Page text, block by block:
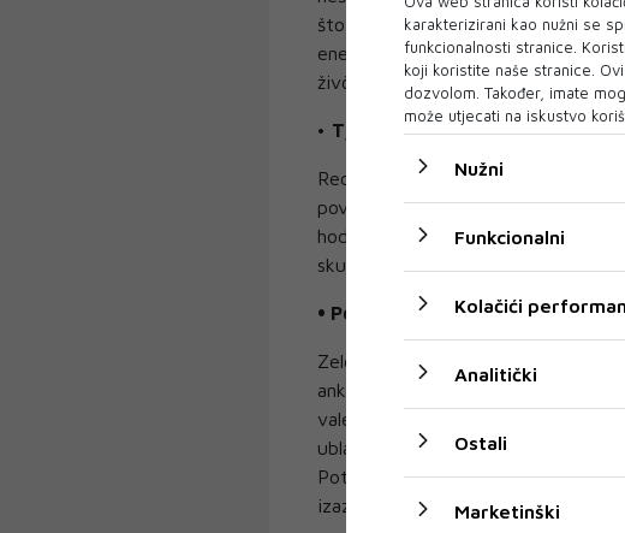
što izaziva još veću nervozu.
energije čije nakupljanje dovodi do
živčani sustav koji upravlja
• Tjelovježba
Redovito vježbanje može smanjiti
povećanom lučenju endorfina,
hodanje ili trčanje, odnosno one
skupina, naročito su učinkovite u
• Pomoć iz prirode
Zeleni čaj sadrži mnogo polifenola,
anksioznost povećanjem razine
valerijane imaju umirujući učinak
ublažavanje stresa i nesanice. Biljni
Potreban je oprez u korištenju
izazvati ovisnost.
karakterizirani kao nužni se
funkcionalnosti stranice.
koji koristite naše stranice.
dozvolom. Također, imate
može utjecati na iskustvo
Nužni
Funkcionalni
Kolačići
Analitički
Ostali
Marketinški